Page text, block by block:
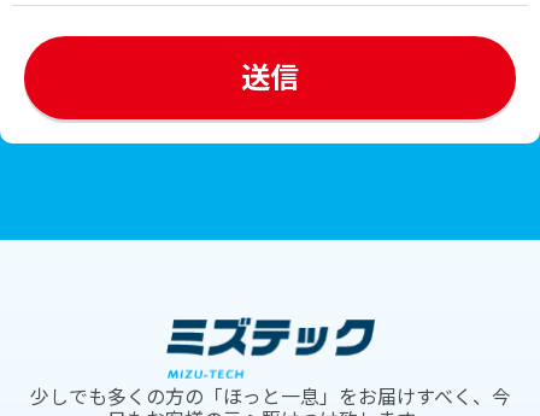
少しでも多くの方の「ほっと一息」をお届けすべく、今